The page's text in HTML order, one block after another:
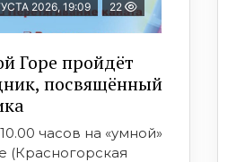
2026, 19:09 22
Горе пройдёт
посвящённый
часов на «умной»
(Красногорская